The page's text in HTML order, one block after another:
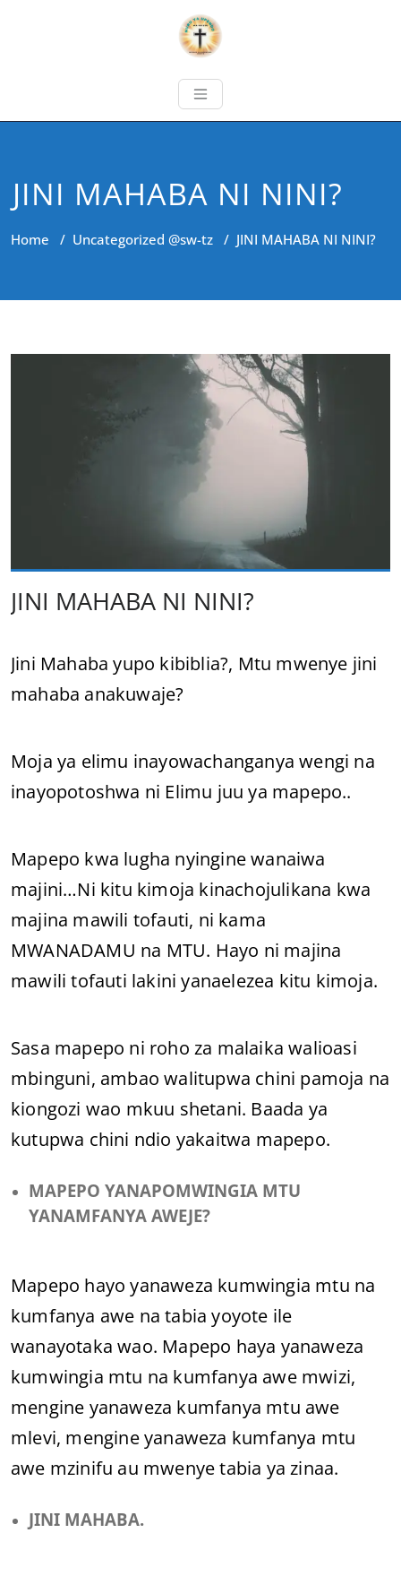
JINI MAHABA NI NINI?
Home / Uncategorized @sw-tz / JINI MAHABA NI NINI?
JINI MAHABA NI NINI?
Jini Mahaba yupo kibiblia?, Mtu mwenye jini
mahaba anakuwaje?
Moja ya elimu inayowachanganya wengi na
inayopotoshwa ni Elimu juu ya mapepo..
Mapepo kwa lugha nyingine wanaiwa
majini…Ni kitu kimoja kinachojulikana kwa
majina mawili tofauti, ni kama
MWANADAMU na MTU. Hayo ni majina
mawili tofauti lakini yanaelezea kitu kimoja.
Sasa mapepo ni roho za malaika walioasi
mbinguni, ambao walitupwa chini pamoja na
kiongozi wao mkuu shetani. Baada ya
kutupwa chini ndio yakaitwa mapepo.
MAPEPO YANAPOMWINGIA MTU
YANAMFANYA AWEJE?
Mapepo hayo yanaweza kumwingia mtu na
kumfanya awe na tabia yoyote ile
wanayotaka wao. Mapepo haya yanaweza
kumwingia mtu na kumfanya awe mwizi,
mengine yanaweza kumfanya mtu awe
mlevi, mengine yanaweza kumfanya mtu
awe mzinifu au mwenye tabia ya zinaa.
JINI MAHABA.